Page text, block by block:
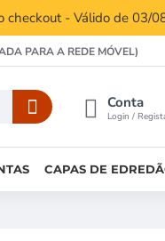
checkout - Válido de 03/
PARA A REDE MÓVEL)
Conta
Login /
CAPAS DE